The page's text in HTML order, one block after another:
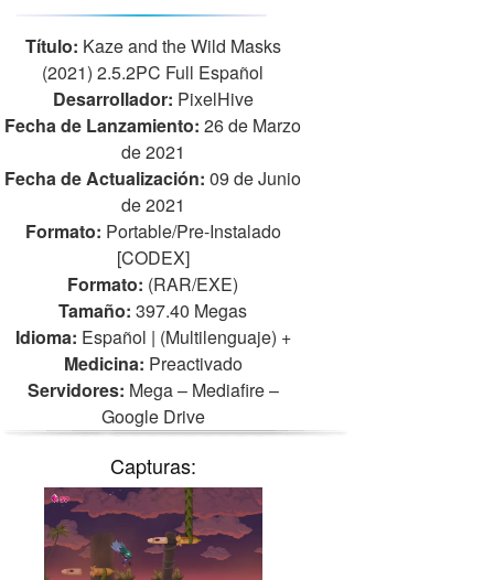
Título: Kaze and the Wild Masks
(2021) 2.5.2PC Full Español
Desarrollador: PixelHive
Fecha de Lanzamiento: 26 de Marzo
de 2021
Fecha de Actualización: 09 de Junio
de 2021
Formato: Portable/Pre-Instalado
[CODEX]
Formato: (RAR/EXE)
Tamaño: 397.40 Megas
Idioma: Español | (Multilenguaje) +
Medicina: Preactivado
Servidores: Mega – Mediafire –
Google Drive
Capturas: